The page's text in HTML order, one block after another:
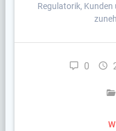
Regulatorik,
0